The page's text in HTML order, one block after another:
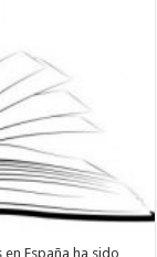
España ha sido